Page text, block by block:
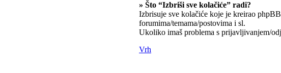
» Što “Izbriši sve kolačiće” radi?
Izbrisuje sve kolačiće koje je kreirao
forumima/temama/postovima i sl.
Ukoliko imaš problema s prijavljivanjem/
Vrh